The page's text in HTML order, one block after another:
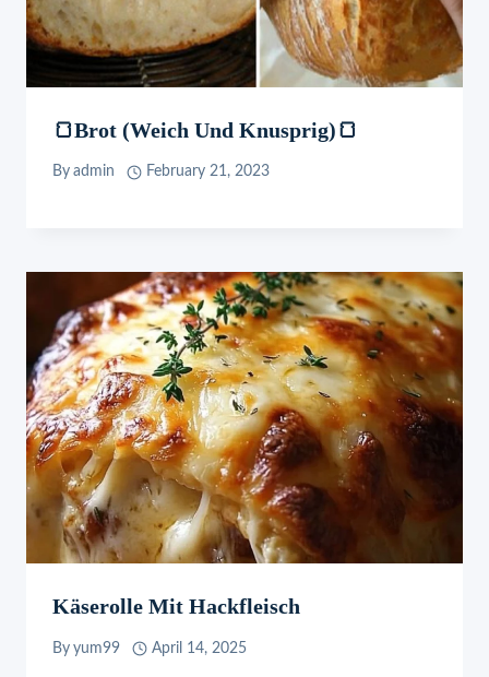
🍞Brot (weich Und Knusprig)🍞
By admin February 21, 2023
Käserolle Mit Hackfleisch
By yum99 April 14, 2025